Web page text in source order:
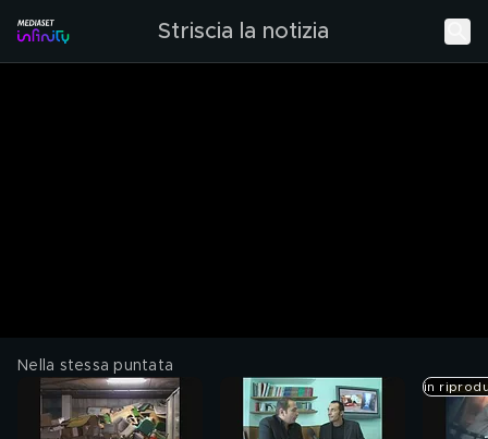
Striscia la notizia
Nella stessa puntata
in